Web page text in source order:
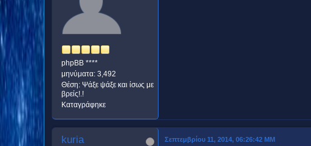
phpBB ****
μηνύματα: 3,492
Θέση: Ψάξε ψάξε και ίσως με
βρείς!.!
Καταγράφηκε
kuria Σεπτεμβρίου 11, 2014, 06:26:42 ΜΜ